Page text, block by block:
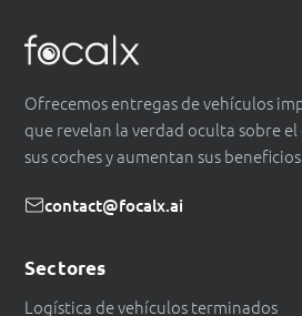
Ofrecemos entregas de vehículos
que revelan la verdad oculta sobre
sus coches y aumentan sus
contact@focalx.ai
Sectores
Logística de vehículos terminados